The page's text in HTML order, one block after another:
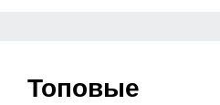
Топовые